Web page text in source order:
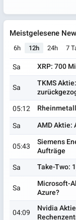
Meistgelesene
6h 12h 24h 7
Sa
XRP: 700
Sa
TKMS
05:12
Sa
AMD Aktie:
05:43
Siemens
Aufträge
Sa
Take-Two:
Sa
Microsoft-
Azure?
04:09
Nvidia